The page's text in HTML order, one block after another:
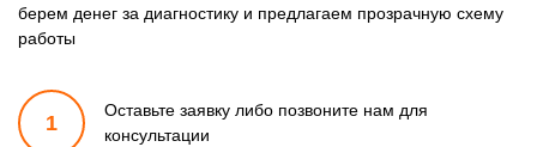
берем денег за диагностику и предлагаем прозрачную схему
работы
1
Оставьте заявку либо позвоните нам для
консультации